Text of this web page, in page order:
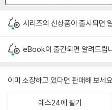
시리즈의 신상품이 출시되면
eBook이 출간되면 알려드립
이미 소장하고 있다면 판매해 보세요.
예스24에 팔기